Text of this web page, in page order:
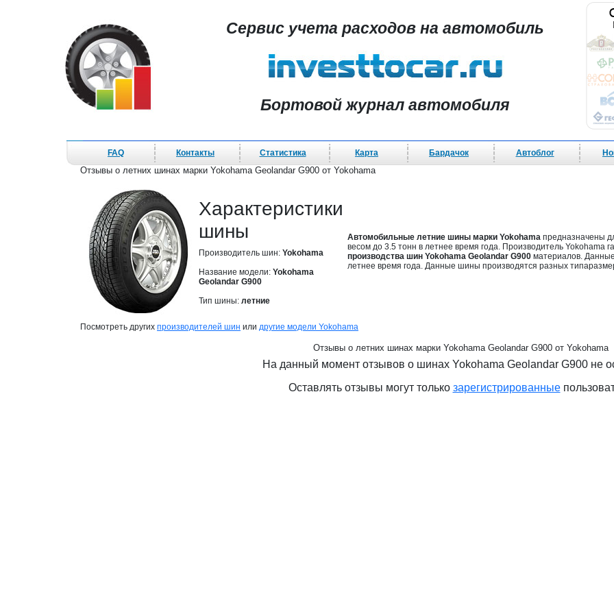
Сервис учета расходов на автомобиль
Бортовой журнал автомобиля
FAQ Контакты Статистика Карта Бардачок Автоблог
Отзывы о летних шинах марки Yokohama Geolandar G900 от Yokohama
Характеристики
шины
Производитель шин: Yokohama
Название модели: Yokohama
Geolandar G900
Тип шины: летние
Автомобильные летние шины марки Yokohama предназначены
весом до 3.5 тонн в летнее время года. Производитель Yokohama
производства шин Yokohama Geolandar G900 материалов.
летнее время года. Данные шины производятся разных
Посмотреть других производителей шин или другие модели Yokohama
Отзывы о летних шинах марки Yokohama Geolandar G900 от Yokohama
На данный момент отзывов о шинах Yokohama Geolandar G900 не
Оставлять отзывы могут только зарегистрированные